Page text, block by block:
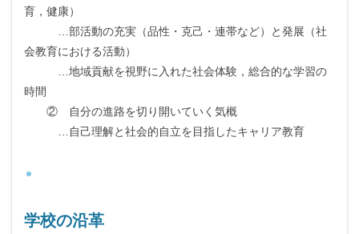
育，健康）
…部活動の充実（品性・克己・連帯など）と発展（社
会教育における活動）
…地域貢献を視野に入れた社会体験，総合的な学習の
時間
② 自分の進路を切り開いていく気概
…自己理解と社会的自立を目指したキャリア教育
学校の沿革